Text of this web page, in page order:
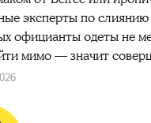
эксперты по
официанты одеты не
мимо — значит